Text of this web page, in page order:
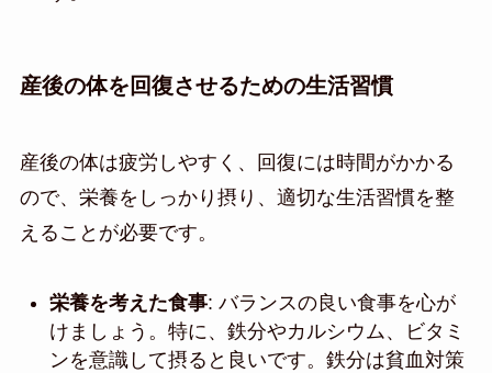
産後の体を回復させるための生活習慣
産後の体は疲労しやすく、回復には時間がかかる
ので、栄養をしっかり摂り、適切な生活習慣を整
えることが必要です。
栄養を考えた食事: バランスの良い食事を心が
けましょう。特に、鉄分やカルシウム、ビタミ
ンを意識して摂ると良いです。鉄分は貧血対策